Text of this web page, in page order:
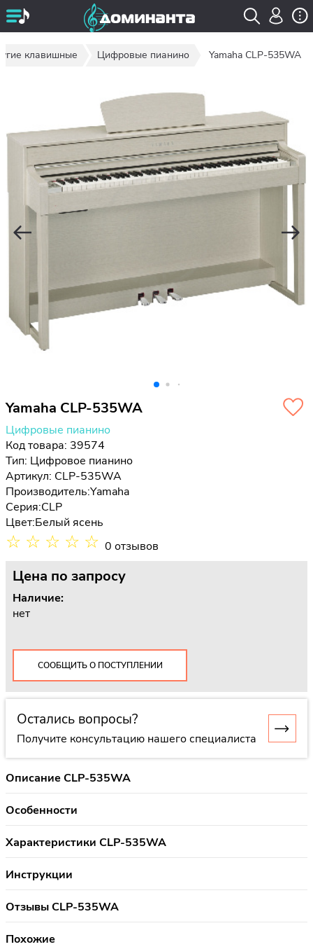
клавишные Цифровые пианино Yamaha CLP-535WA
Yamaha CLP-535WA
Цифровые пианино
Код товара: 39574
Тип: Цифровое пианино
Артикул: CLP-535WA
Производитель:Yamaha
Серия:CLP
Цвет:Белый ясень
☆ ☆ ☆ ☆ ☆ 0 отзывов
Цена по запросу
Наличие:
нет
СООБЩИТЬ О ПОСТУПЛЕНИИ
Остались вопросы?
Получите консультацию нашего специалиста
Описание CLP-535WA
Особенности
Характеристики CLP-535WA
Инструкции
Отзывы CLP-535WA
Похожие